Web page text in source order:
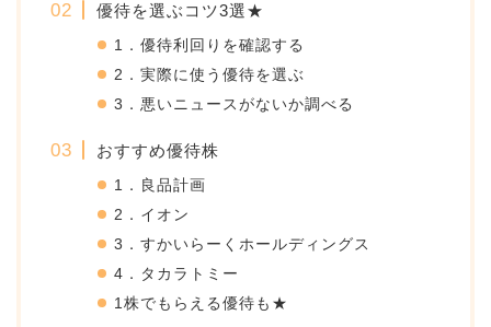
優待を選ぶコツ3選★
1．優待利回りを確認する
2．実際に使う優待を選ぶ
3．悪いニュースがないか調べる
おすすめ優待株
1．良品計画
2．イオン
3．すかいらーくホールディングス
4．タカラトミー
1株でもらえる優待も★